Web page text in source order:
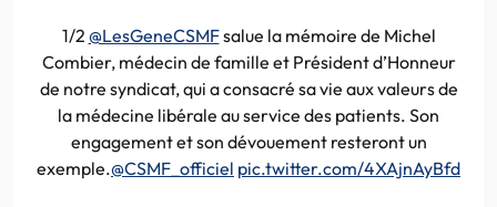
1/2 @LesGeneCSMFsalue la mémoire de Michel
Combier, médecin de famille et Président d’Honneur
de notre syndicat, qui a consacré sa vie aux valeurs de
la médecine libérale au service des patients. Son
engagement et son dévouement resteront un
exemple.@CSMF_officiel pic.twitter.com/4XAjnAyBfd